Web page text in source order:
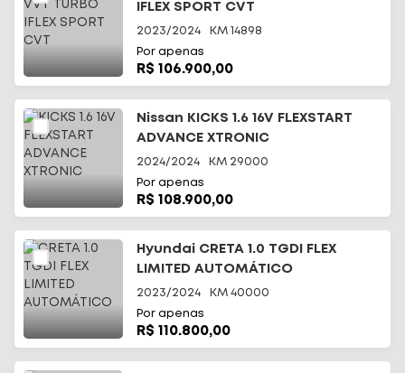
IFLEX SPORT CVT
2023/2024 KM 14898
Por apenas
R$ 106.900,00
Nissan KICKS 1.6 16V FLEXSTART
ADVANCE XTRONIC
2024/2024 KM 29000
Por apenas
R$ 108.900,00
Hyundai CRETA 1.0 TGDI FLEX
LIMITED AUTOMÁTICO
2023/2024 KM 40000
Por apenas
R$ 110.800,00